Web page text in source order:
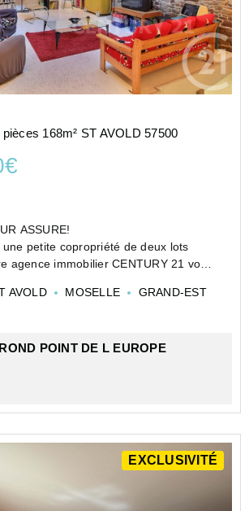
168m² ST AVOLD 57500
ASSURE!
petite copropriété de deux lots
agence immobilier CENTURY 21 vous
Saint-Avold et offrant un cadre de vie
AVOLD MOSELLE GRAND-EST
POINT DE L EUROPE
l'agence
EXCLUSIVITÉ